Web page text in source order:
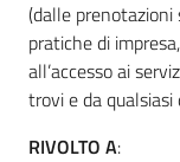
(dalle prenotazioni
pratiche di
all’accesso ai
trovi e da qualsiasi
RIVOLTO A: